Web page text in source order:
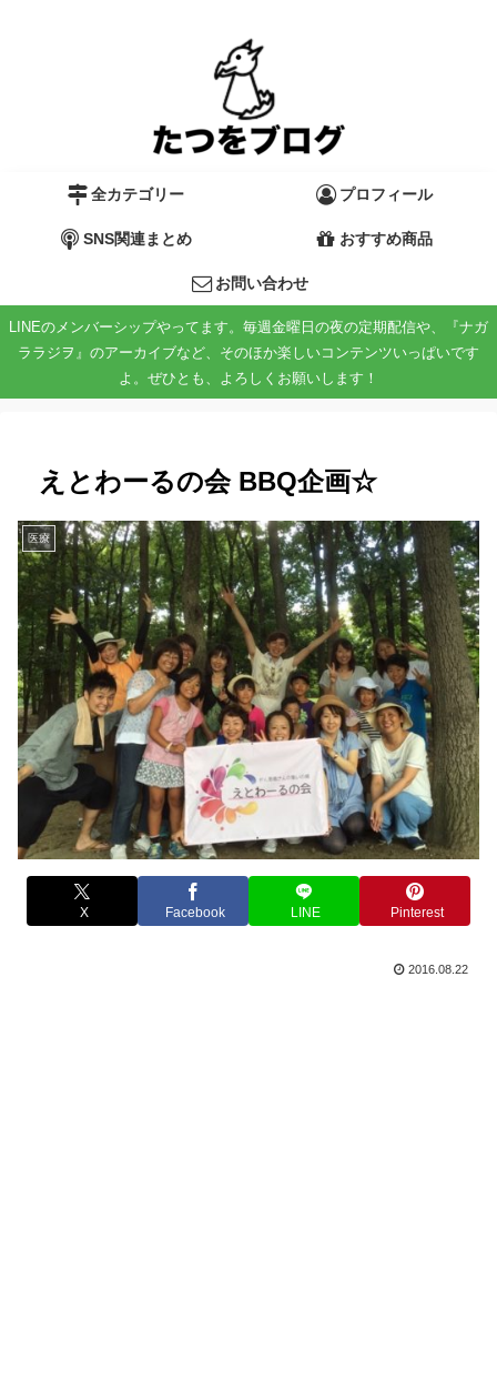
全カテゴリー プロフィール
SNS関連まとめ おすすめ商品
お問い合わせ
LINEのメンバーシップやってます。毎週金曜日の夜の定期配信や、『ナガ
ララジヲ』のアーカイブなど、そのほか楽しいコンテンツいっぱいです
よ。ぜひとも、よろしくお願いします！
えとわーるの会 BBQ企画☆
医療
X Facebook LINE Pinterest
2016.08.22